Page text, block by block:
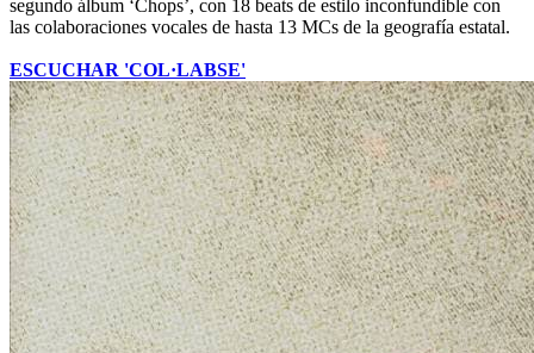
segundo álbum ‘Chops’, con 18 beats de estilo inconfundible con
las colaboraciones vocales de hasta 13 MCs de la geografía estatal.
ESCUCHAR 'COL·LABSE'